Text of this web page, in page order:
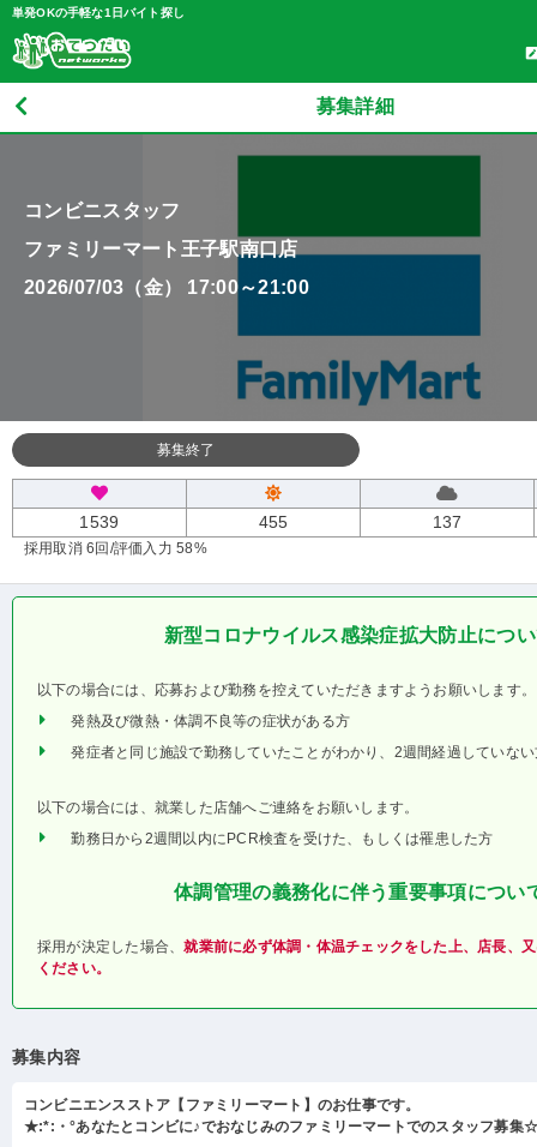
単発OKの手軽な1日バイト探し
募集詳細
コンビニスタッフ
ファミリーマート王子駅南口店
2026/07/03（金） 17:00～21:00
募集終了
1539 455 137
採用取消 6回 /評価入力 58%
新型コロナウイルス感染症拡大防止につ
以下の場合には、応募および勤務を控えていただきますようお願いします。
発熱及び微熱・体調不良等の症状がある方
発症者と同じ施設で勤務していたことがわかり、2週間経過していな
以下の場合には、就業した店舗へご連絡をお願いします。
勤務日から2週間以内にPCR検査を受けた、もしくは罹患した方
体調管理の義務化に伴う重要事項につい
採用が決定した場合、就業前に必ず体調・体温チェックをした上、店長、
ください。
募集内容
コンビニエンスストア【ファミリーマート】のお仕事です。
★:*:・°あなたとコンビに♪でおなじみのファミリーマートでのスタッフ募集